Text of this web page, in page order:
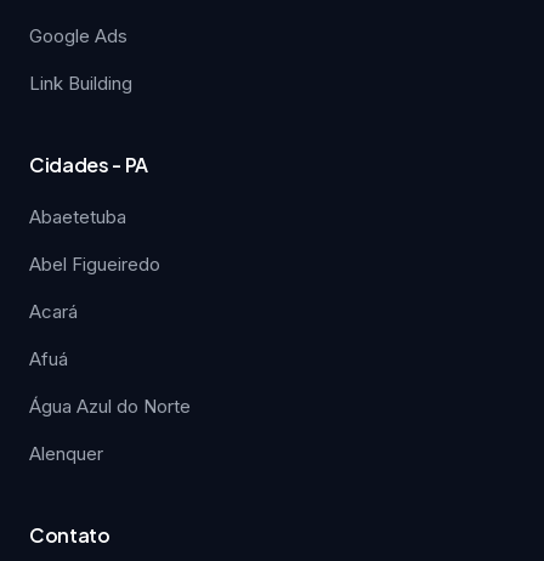
Google Ads
Link Building
Cidades - PA
Abaetetuba
Abel Figueiredo
Acará
Afuá
Água Azul do Norte
Alenquer
Contato